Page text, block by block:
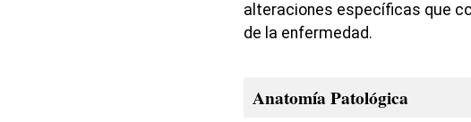
alteraciones específicas que
de la enfermedad.
Anatomía Patológica